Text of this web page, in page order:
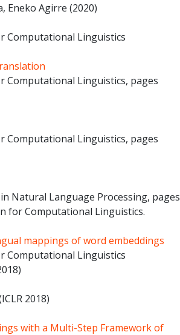
Eneko Agirre (2020)
Computational Linguistics
Computational Linguistics, pages
Computational Linguistics, pages
Natural Language Processing, pages
for Computational Linguistics.
mappings of word embeddings
Computational Linguistics
2018)
with a Multi-Step Framework of